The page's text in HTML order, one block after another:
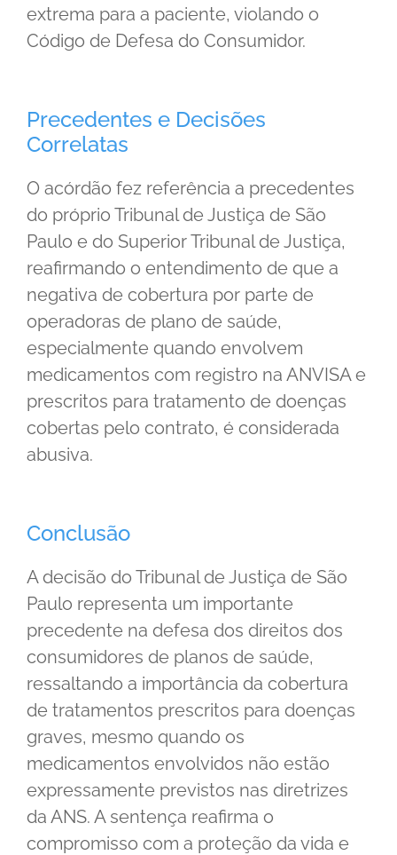
extrema para a paciente, violando o
Código de Defesa do Consumidor.
Precedentes e Decisões
Correlatas
O acórdão fez referência a precedentes
do próprio Tribunal de Justiça de São
Paulo e do Superior Tribunal de Justiça,
reafirmando o entendimento de que a
negativa de cobertura por parte de
operadoras de plano de saúde,
especialmente quando envolvem
medicamentos com registro na ANVISA e
prescritos para tratamento de doenças
cobertas pelo contrato, é considerada
abusiva.
Conclusão
A decisão do Tribunal de Justiça de São
Paulo representa um importante
precedente na defesa dos direitos dos
consumidores de planos de saúde,
ressaltando a importância da cobertura
de tratamentos prescritos para doenças
graves, mesmo quando os
medicamentos envolvidos não estão
expressamente previstos nas diretrizes
da ANS. A sentença reafirma o
compromisso com a proteção da vida e